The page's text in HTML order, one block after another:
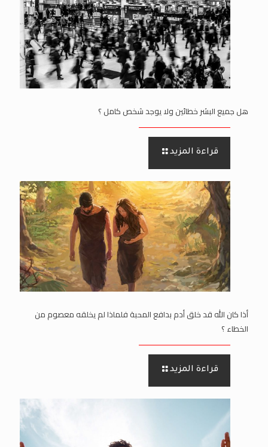
هل جميع البشر خطائين ولا يوجد شخص كامل ؟
قراءة المزيد
أذا كان الله قد خلق أدم بدافع المحبة فلماذا لم يخلقه معصوم من
الخطاء ؟
قراءة المزيد